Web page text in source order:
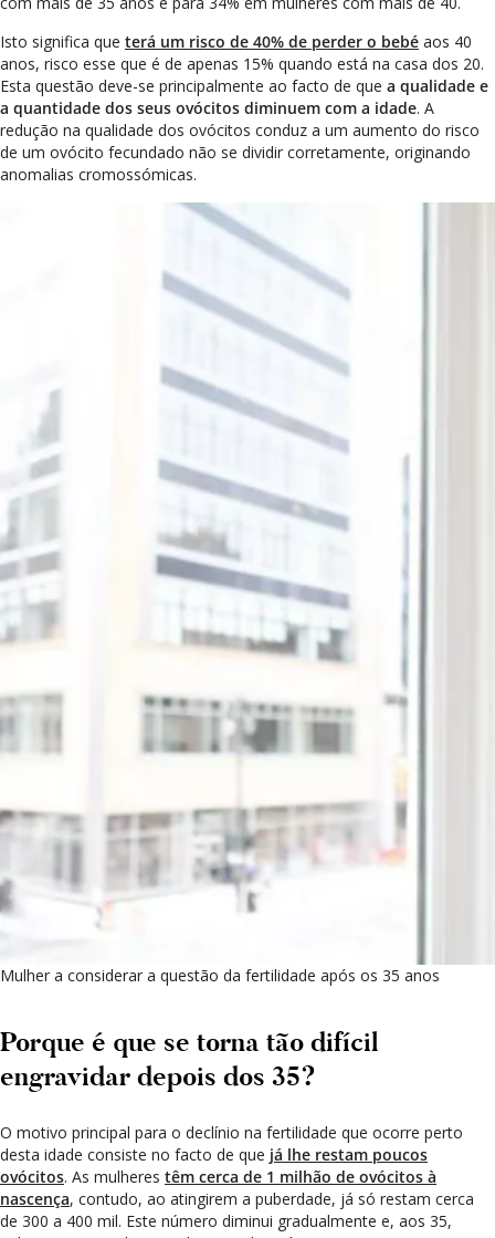
ter filhos, um dia, mas não
já lhe devem ter dito
mais tarde, terá sérias
Isto significa que terá um risco de 40% de perder o bebé aos 40
anos, risco esse que é de apenas 15% quando está na casa dos 20.
Esta questão deve-se principalmente ao facto de que a qualidade e
a quantidade dos seus ovócitos diminuem com a idade. A
redução na qualidade dos ovócitos conduz a um aumento do risco
de um ovócito fecundado não se dividir corretamente, originando
anomalias cromossómicas.
Mulher a considerar a questão da fertilidade após os 35 anos
Porque é que se torna tão difícil
engravidar depois dos 35?
O motivo principal para o declínio na fertilidade que ocorre perto
desta idade consiste no facto de que já lhe restam poucos
ovócitos. As mulheres têm cerca de 1 milhão de ovócitos à
nascença, contudo, ao atingirem a puberdade, já só restam cerca
de 300 a 400 mil. Este número diminui gradualmente e, aos 35,